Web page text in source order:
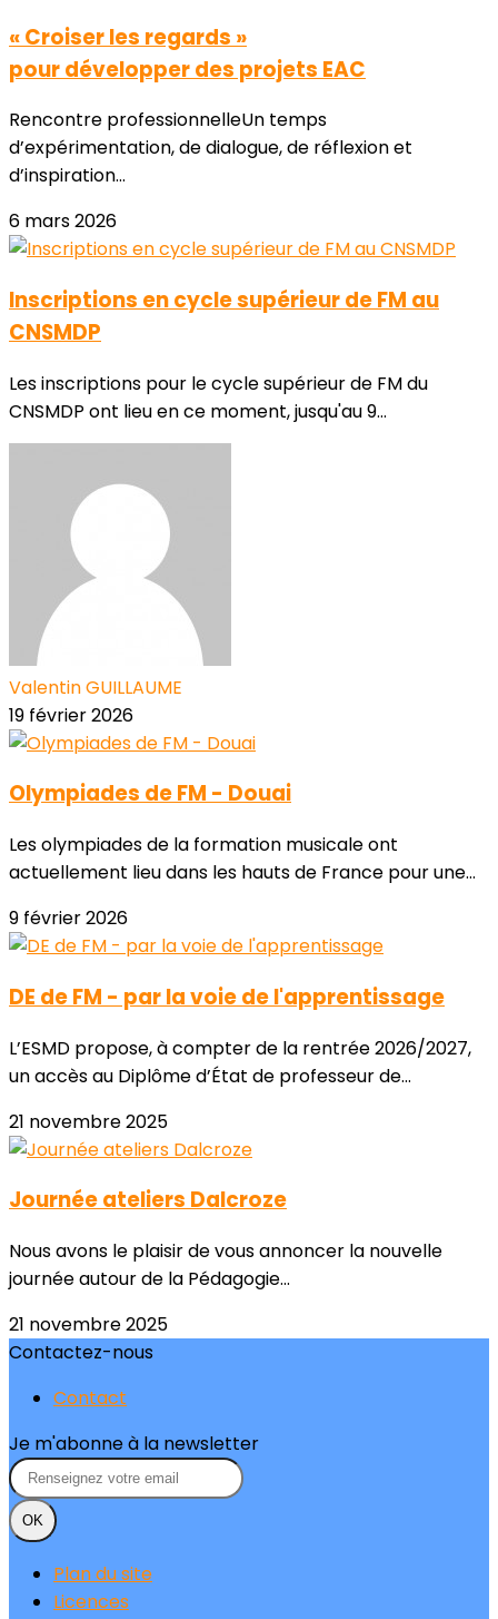
« Croiser les regards »
pour développer des projets EAC
Rencontre professionnelleUn temps
d’expérimentation, de dialogue, de réflexion et
d’inspiration...
6 mars 2026
Inscriptions en cycle supérieur de FM au
CNSMDP
Les inscriptions pour le cycle supérieur de FM du
CNSMDP ont lieu en ce moment, jusqu'au 9...
Valentin GUILLAUME
19 février 2026
Olympiades de FM - Douai
Les olympiades de la formation musicale ont
actuellement lieu dans les hauts de France pour une...
9 février 2026
DE de FM - par la voie de l'apprentissage
L’ESMD propose, à compter de la rentrée 2026/2027,
un accès au Diplôme d’État de professeur de...
21 novembre 2025
Journée ateliers Dalcroze
Nous avons le plaisir de vous annoncer la nouvelle
journée autour de la Pédagogie...
21 novembre 2025
Contactez-nous
Contact
Je m'abonne à la newsletter
OK
Plan du site
Licences